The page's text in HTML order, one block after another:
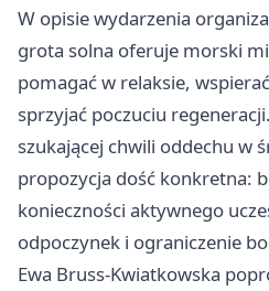
W opisie wydarzenia
grota solna oferuje morski
pomagać w relaksie,
sprzyjać poczuciu
szukającej chwili oddechu w
propozycja dość konkretna:
konieczności aktywnego
odpoczynek i ograniczenie
Ewa Bruss-Kwiatkowska